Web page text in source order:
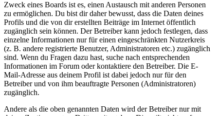
Zweck eines Boards ist es, einen Austausch mit anderen Personen
zu ermöglichen. Du bist dir daher bewusst, dass die Daten deines
Profils und die von dir erstellten Beiträge im Internet öffentlich
zugänglich sein können. Der Betreiber kann jedoch festlegen, dass
einzelne Informationen nur für einen eingeschränkten Nutzerkreis
(z. B. andere registrierte Benutzer, Administratoren etc.) zugänglich
sind. Wenn du Fragen dazu hast, suche nach entsprechenden
Informationen im Forum oder kontaktiere den Betreiber. Die E-
Mail-Adresse aus deinem Profil ist dabei jedoch nur für den
Betreiber und von ihm beauftragte Personen (Administratoren)
zugänglich.
Andere als die oben genannten Daten wird der Betreiber nur mit